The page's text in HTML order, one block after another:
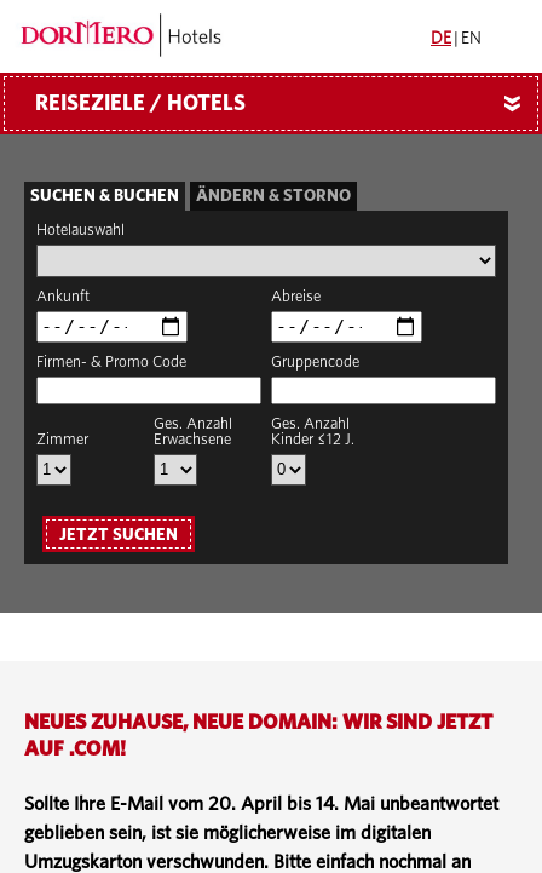
DE EN
REISEZIELE / HOTELS »
SUCHEN & BUCHEN ÄNDERN & STORNO
Hotelauswahl
Ankunft Abreise
Firmen- & Promo Code Gruppencode
Zimmer
Ges. Anzahl
Erwachsene
Ges. Anzahl
Kinder ≤12 J.
JETZT SUCHEN
NEUES ZUHAUSE, NEUE DOMAIN: WIR SIND JETZT
AUF .COM!
Sollte Ihre E-Mail vom 20. April bis 14. Mai unbeantwortet
geblieben sein, ist sie möglicherweise im digitalen
Umzugskarton verschwunden. Bitte einfach nochmal an